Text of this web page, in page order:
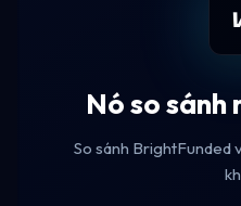
Nó so sánh
So sánh BrightFunded